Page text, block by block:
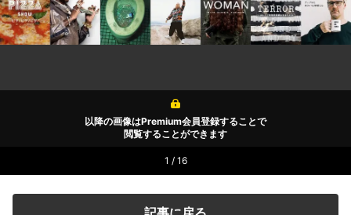
以降の画像はPremium会員登録することで
閲覧することができます
1 / 16